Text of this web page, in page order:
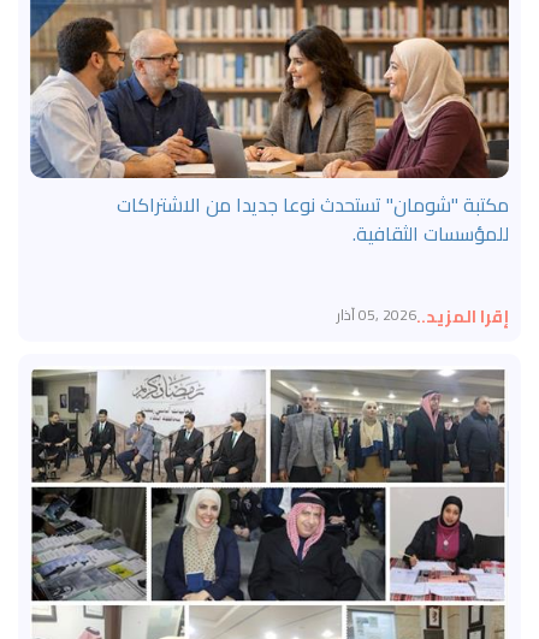
مكتبة "شومان" تستحدث نوعا جديدا من الاشتراكات
للمؤسسات الثقافية.
2026 ,05 آذارإقرا المزيد..